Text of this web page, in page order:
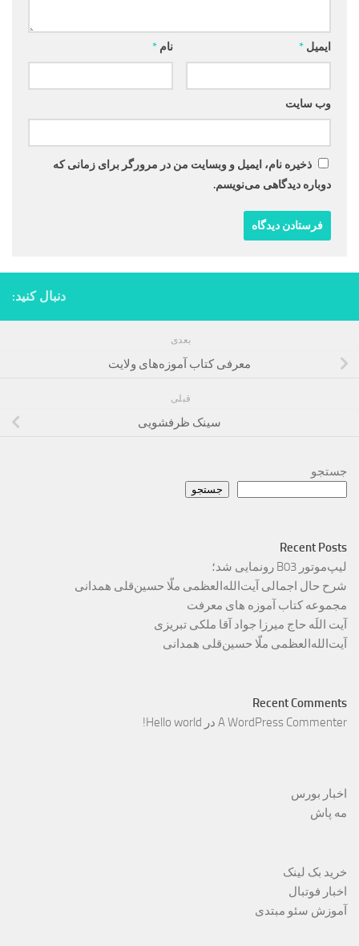
نام * ایمیل *
وب‌ سایت
ذخیره نام، ایمیل و وبسایت من در مرورگر برای زمانی که
دوباره دیدگاهی می‌نویسم.
دنبال کنید:
بعدی
معرفی کتاب آموزه‌های ولایت
قبلی
سینک ظرفشویی
جستجو
جستجو
Recent Posts
لیپ‌موتور B03 رونمایی شد؛
شرح حال اجمالی آیت‌الله‌العظمی ملّا حسین‌قلی همدانی
مجموعه کتاب آموزه های معرفت
آیت اللَه حاج میرزا جواد آقا ملکی تبریزی
آیت‌الله‌العظمی ملّا حسین‌قلی همدانی
Recent Comments
A WordPress Commenter در Hello world!
اخبار بورس
مه پاش
خرید بک لینک
اخبار فوتبال
آموزش سئو مبتدی